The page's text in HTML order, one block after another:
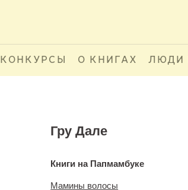
КОНКУРСЫ О КНИГАХ ЛЮДИ
Гру Дале
Книги на Папмамбуке
Мамины волосы